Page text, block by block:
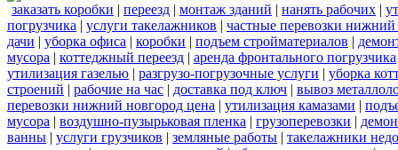
заказать коробки | переезд | монтаж зданий | нанять рабочих |
погрузчика | услуги такелажников | частные перевозки нижний
дачи | уборка офиса | коробки | подъем стройматериалов |
мусора | коттеджный переезд | аренда фронтального погрузчика
утилизация газелью | разгрузо-погрузочные услуги | уборка
строений | рабочие на час | доставка под ключ | вывоз
перевозки нижний новгород цена | утилизация камазами |
мусора | воздушно-пузырьковая пленка | грузоперевозки |
ванны | услуги грузчиков | земляные работы | такелажники